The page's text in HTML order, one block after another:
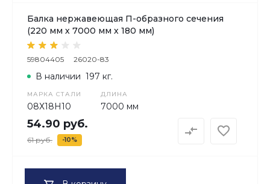
Балка нержавеющая П-образного сечения
(220 мм х 7000 мм х 180 мм)
59804405 26020-83
МАРКА СТАЛИ
08Х18H10
ДЛИНА
7000 мм
В наличии 197 кг.
54.90 руб.
61 руб. -10%